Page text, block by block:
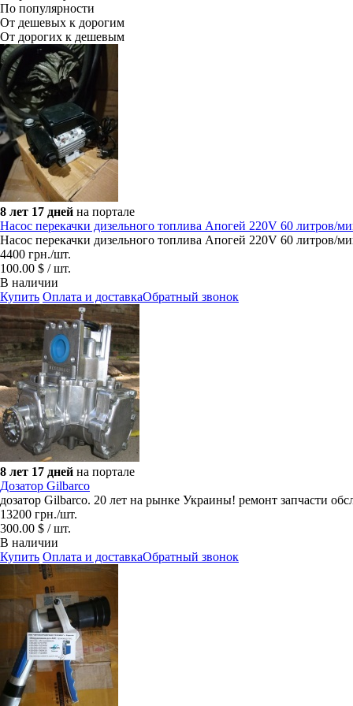
По популярности
От дешевых к дорогим
От дорогих к дешевым
8 лет 17 дней на портале
Насос перекачки дизельного топлива Апогей 220V 60 литров/
Насос перекачки дизельного топлива Апогей 220V 60 литров/
4400 грн./шт.
100.00 $ / шт.
В наличии
Купить Оплата и доставкаОбратный звонок
8 лет 17 дней на портале
Дозатор Gilbarco
дозатор Gilbarco. 20 лет на рынке Украины! ремонт запчасти
13200 грн./шт.
300.00 $ / шт.
В наличии
Купить Оплата и доставкаОбратный звонок